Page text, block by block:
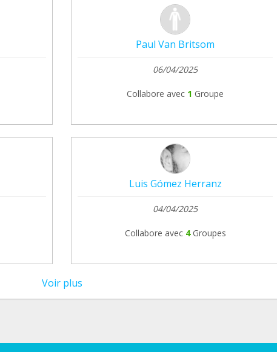
Paul Van Britsom
06/04/2025
Collabore avec 1 Groupe
Luis Gómez Herranz
04/04/2025
Collabore avec 4 Groupes
Voir plus